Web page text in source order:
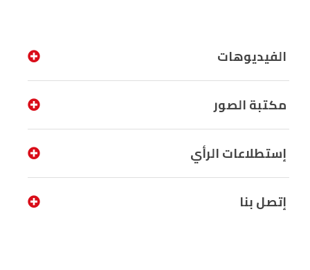
الفيديوهات
مكتبة الصور
إستطلاعات الرأي
إتصل بنا